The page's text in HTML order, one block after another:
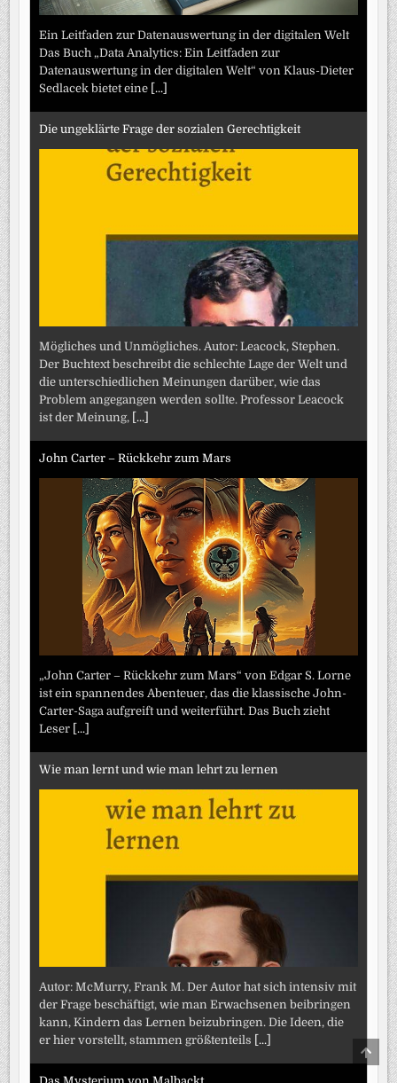
Ein Leitfaden zur Datenauswertung in der digitalen Welt
Das Buch „Data Analytics: Ein Leitfaden zur
Datenauswertung in der digitalen Welt“ von Klaus-Dieter
Sedlacek bietet eine [...]
Die ungeklärte Frage der sozialen Gerechtigkeit
Mögliches und Unmögliches. Autor: Leacock, Stephen.
Der Buchtext beschreibt die schlechte Lage der Welt und
die unterschiedlichen Meinungen darüber, wie das
Problem angegangen werden sollte. Professor Leacock
ist der Meinung,
[...]
John Carter – Rückkehr zum Mars
„John Carter – Rückkehr zum Mars“ von Edgar S. Lorne
ist ein spannendes Abenteuer, das die klassische John-
Carter-Saga aufgreift und weiterführt. Das Buch zieht
Leser [...]
Wie man lernt und wie man lehrt zu lernen
Autor: McMurry, Frank M. Der Autor hat sich intensiv mit
der Frage beschäftigt, wie man Erwachsenen beibringen
kann, Kindern das Lernen beizubringen. Die Ideen, die
er hier vorstellt, stammen größtenteils
[...]
TO
TOP